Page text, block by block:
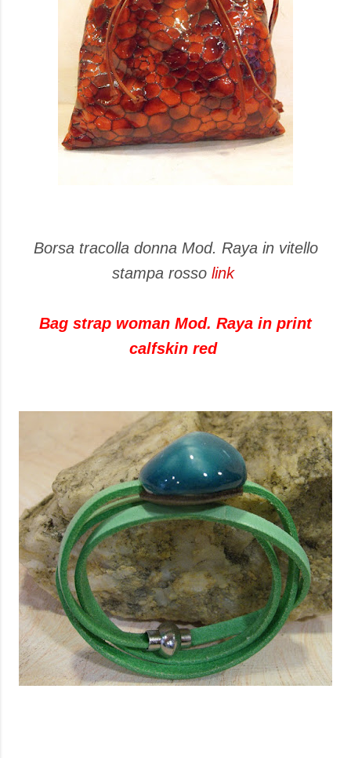
Borsa tracolla donna Mod. Raya in vitello
stampa rosso link
Bag strap woman Mod. Raya in print
calfskin red